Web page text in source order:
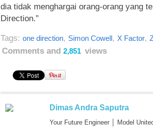
dia tidak menghargai orang-orang yang
Direction.”
Tags: one direction, Simon Cowell, X Factor,
Comments and 2,851 views
Dimas Andra Saputra
Your Future Engineer │ Model